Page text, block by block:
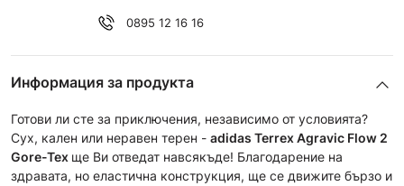
0895 12 16 16
Информация за продукта
Готови ли сте за приключения, независимо от условията?
Сух, кален или неравен терен - adidas Terrex Agravic Flow 2
Gore-Tex ще Ви отведат навсякъде! Благодарение на
здравата, но еластична конструкция, ще се движите бързо и